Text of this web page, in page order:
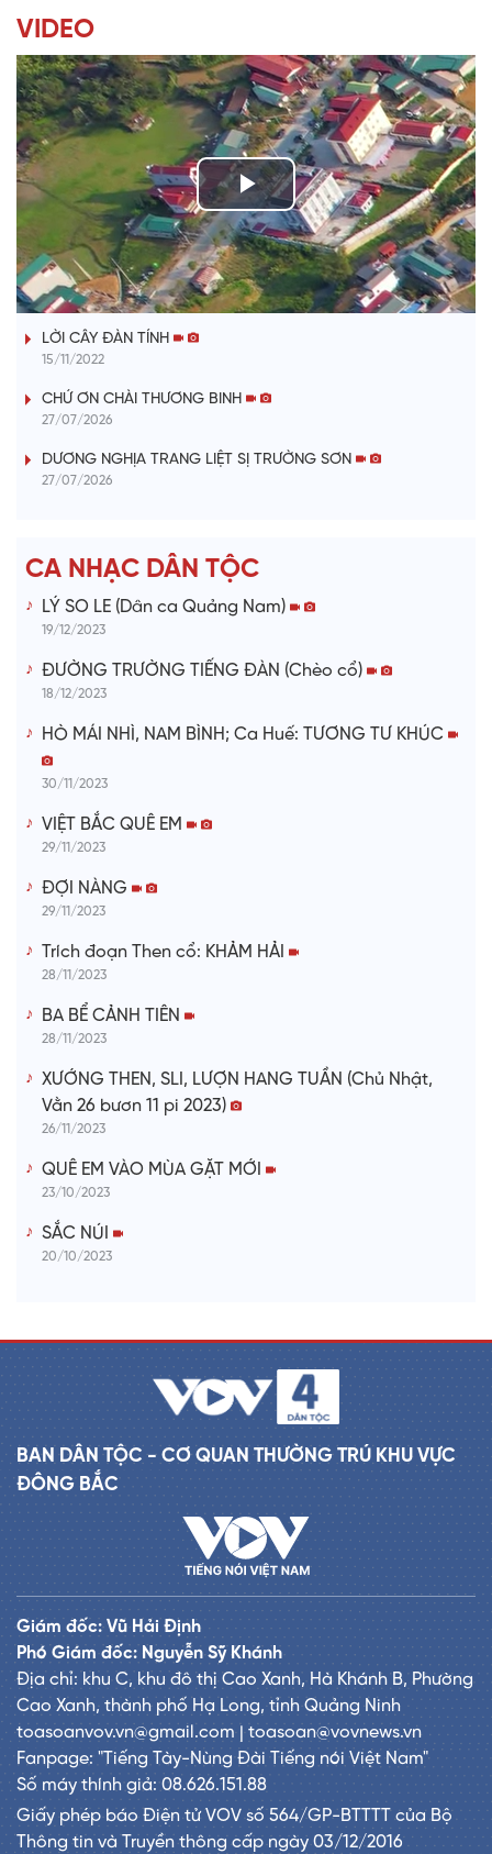
VIDEO
P
l
a
V
i
e
o
TIẾNG TÍNH QUÊ HƯƠNG
LỜI CÂY ĐÀN TÍNH
15/11/2022
CHỨ ƠN CHÀI THƯƠNG BINH
27/07/2026
DƯƠNG NGHỊA TRANG LIỆT SỊ TRƯỜNG SƠN
27/07/2026
CA NHẠC DÂN TỘC
LÝ SO LE (Dân ca Quảng Nam)
19/12/2023
ĐƯỜNG TRƯỜNG TIẾNG ĐÀN (Chèo cổ)
18/12/2023
HÒ MÁI NHÌ, NAM BÌNH; Ca Huế: TƯƠNG TƯ KHÚC
30/11/2023
VIỆT BẮC QUÊ EM
29/11/2023
ĐỢI NÀNG
29/11/2023
Trích đoạn Then cổ: KHẢM HẢI
28/11/2023
BA BỂ CẢNH TIÊN
28/11/2023
XƯỚNG THEN, SLI, LƯỢN HANG TUẦN (Chủ Nhật,
Vằn 26 bươn 11 pi 2023)
26/11/2023
QUÊ EM VÀO MÙA GẶT MỚI
23/10/2023
SẮC NÚI
20/10/2023
BAN DÂN TỘC - CƠ QUAN THƯỜNG TRÚ KHU VỰC
ĐÔNG BẮC
Giám đốc: Vũ Hải Định
Phó Giám đốc: Nguyễn Sỹ Khánh
Địa chỉ: khu C, khu đô thị Cao Xanh, Hà Khánh B, Phường
Cao Xanh, thành phố Hạ Long, tỉnh Quảng Ninh
toasoanvov.vn@gmail.com | toasoan@vovnews.vn
Fanpage: "Tiếng Tày-Nùng Đài Tiếng nói Việt Nam"
Số máy thính giả: 08.626.151.88
Giấy phép báo Điện tử VOV số 564/GP-BTTTT của Bộ
Thông tin và Truyền thông cấp ngày 03/12/2016